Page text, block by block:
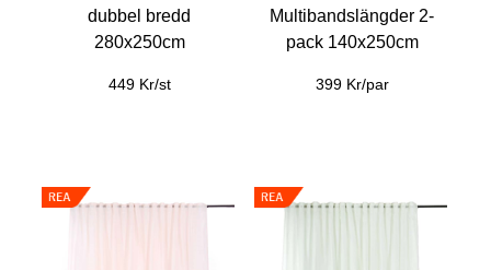
dubbel bredd
280x250cm
449 Kr/st
Multibandslängder 2-
pack 140x250cm
399 Kr/par